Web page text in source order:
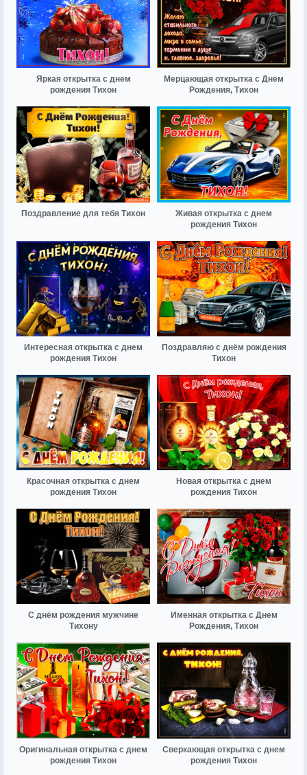
Яркая открытка с днем
рождения Тихон
Мерцающая открытка с Днем
Рождения, Тихон
Поздравление для тебя Тихон
Живая открытка с днем
рождения Тихон
Интересная открытка с днем
рождения Тихон
Поздравляю с днём рождения
Тихон
Красочная открытка с днем
рождения Тихон
Новая открытка с днем
рождения Тихон
С днём рождения мужчине
Тихону
Именная открытка с Днем
Рождения, Тихон
Оригинальная открытка с днем
рождения Тихон
Сверкающая открытка с днем
рождения Тихон